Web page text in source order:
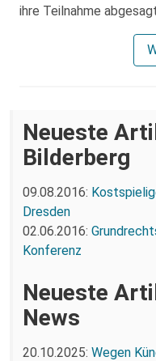
ihre Teilnahme
Neueste
Bilderberg
09.08.2016:
Dresden
02.06.2016:
Konferenz
Neueste
News
20.10.2025: Wegen